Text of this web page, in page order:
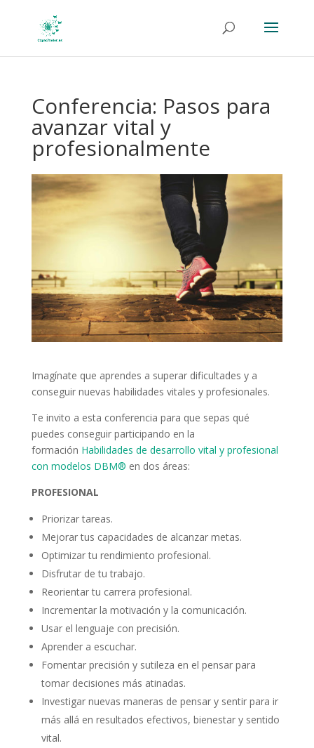
Conferencia: Pasos para
avanzar vital y
profesionalmente
Imagínate que aprendes a superar dificultades y a
conseguir nuevas habilidades vitales y profesionales.
Te invito a esta conferencia para que sepas qué
puedes conseguir participando en la
formación Habilidades de desarrollo vital y profesional
con modelos DBM® en dos áreas:
PROFESIONAL
Priorizar tareas.
Mejorar tus capacidades de alcanzar metas.
Optimizar tu rendimiento profesional.
Disfrutar de tu trabajo.
Reorientar tu carrera profesional.
Incrementar la motivación y la comunicación.
Usar el lenguaje con precisión.
Aprender a escuchar.
Fomentar precisión y sutileza en el pensar para
tomar decisiones más atinadas.
Investigar nuevas maneras de pensar y sentir para ir
más allá en resultados efectivos, bienestar y sentido
vital.